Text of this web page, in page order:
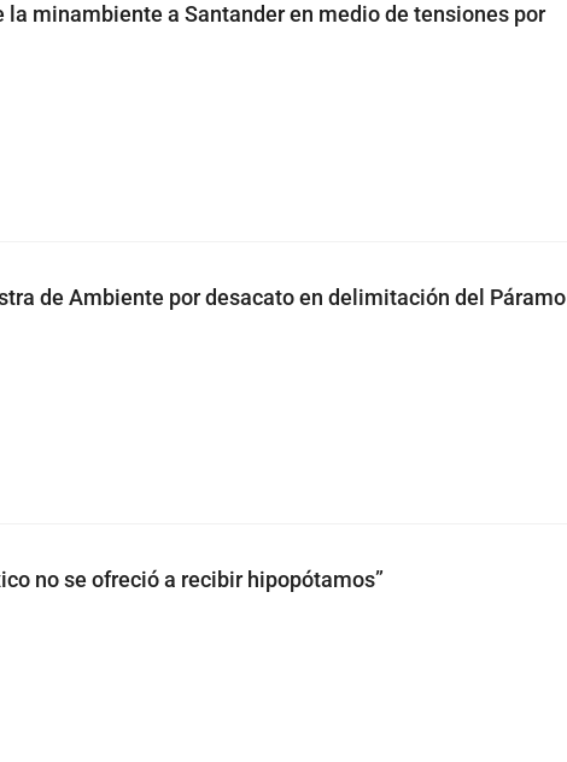
la minambiente a Santander en medio de tensiones por
de Ambiente por desacato en delimitación del Páramo
no se ofreció a recibir hipopótamos”